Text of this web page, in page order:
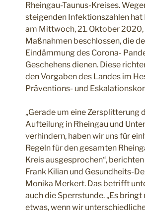
Rheingau-Taunus-Kreises.
steigenden Infektionszahlen hat
am Mittwoch, 21. Oktober
Maßnahmen beschlossen, die
Eindämmung des Corona-
Geschehens dienen. Diese
den Vorgaben des Landes im
Präventions- und
„Gerade um eine Zersplitterung
Aufteilung in Rheingau und
verhindern, haben wir uns für
Regeln für den gesamten
Kreis ausgesprochen“,
Frank Kilian und Gesundheits-
Monika Merkert. Das betrifft
auch die Sperrstunde. „Es bringt
etwas, wenn wir